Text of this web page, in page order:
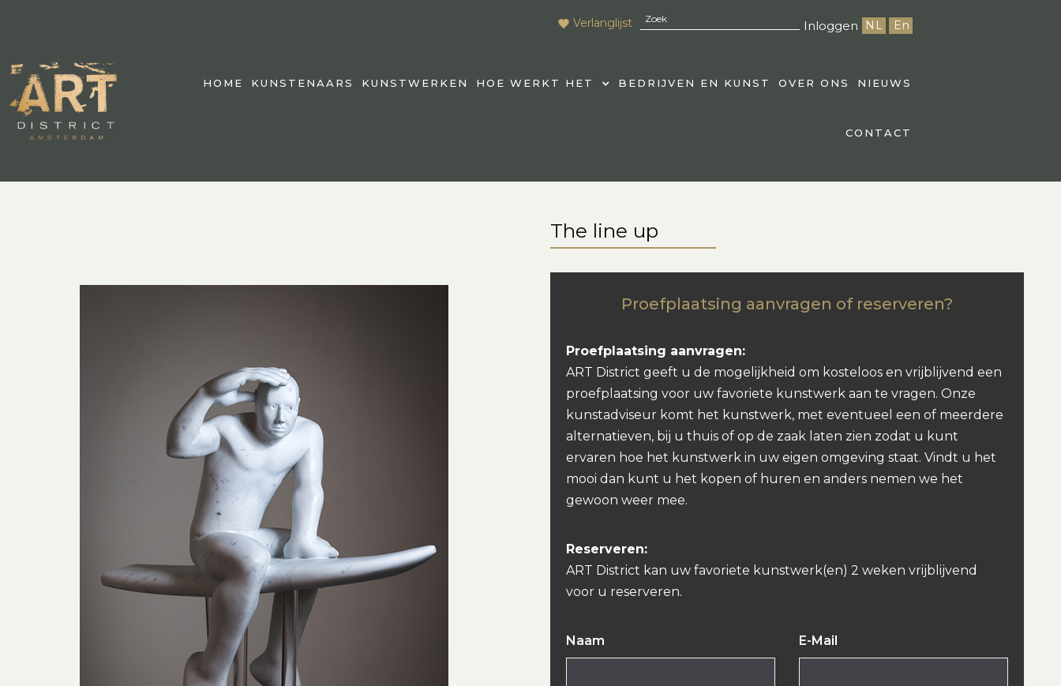
Verlanglijst Inloggen NL En
HOME KUNSTENAARS KUNSTWERKEN HOE WERKT HET BEDRIJVEN EN KUNST OVER ONS NIEUWS
CONTACT
The line up
Proefplaatsing aanvragen of reserveren?
Proefplaatsing aanvragen:
ART District geeft u de mogelijkheid om kosteloos en vrijblijvend een
proefplaatsing voor uw favoriete kunstwerk aan te vragen. Onze
kunstadviseur komt het kunstwerk, met eventueel een of meerdere
alternatieven, bij u thuis of op de zaak laten zien zodat u kunt
ervaren hoe het kunstwerk in uw eigen omgeving staat. Vindt u het
mooi dan kunt u het kopen of huren en anders nemen we het
gewoon weer mee.
Reserveren:
ART District kan uw favoriete kunstwerk(en) 2 weken vrijblijvend
voor u reserveren.
Naam E-Mail